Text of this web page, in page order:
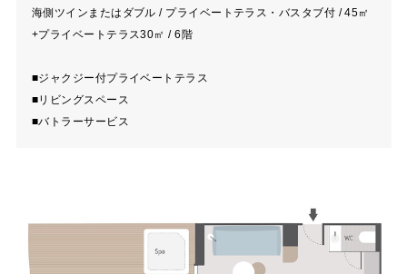
海側ツインまたはダブル / プライベートテラス・バスタブ付 / 45㎡
+プライベートテラス30㎡ / 6階
■ジャクジー付プライベートテラス
■リビングスペース
■バトラーサービス